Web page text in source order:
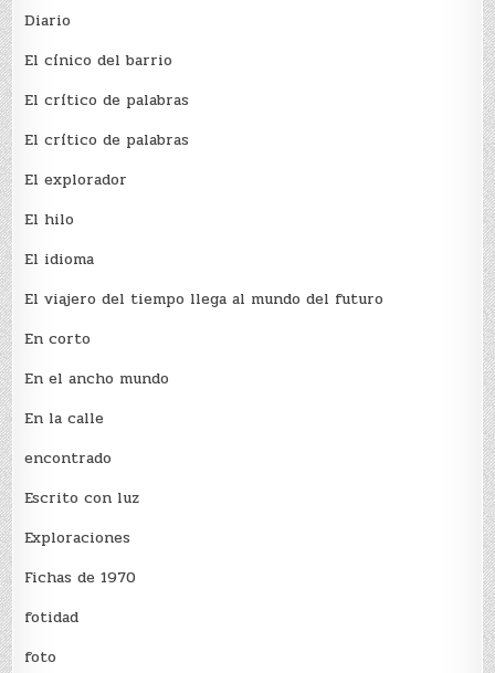
Diario
El cínico del barrio
El crí­tico de palabras
El crí­tico de palabras
El explorador
El hilo
El idioma
El viajero del tiempo llega al mundo del futuro
En corto
En el ancho mundo
En la calle
encontrado
Escrito con luz
Exploraciones
Fichas de 1970
fotidad
foto